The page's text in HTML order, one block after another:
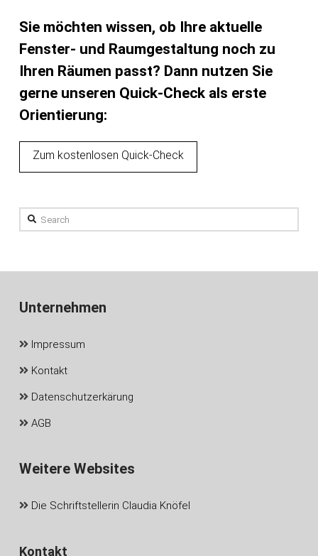
Sie möchten wissen, ob Ihre aktuelle
Fenster- und Raumgestaltung noch zu
Ihren Räumen passt? Dann nutzen Sie
gerne unseren Quick-Check als erste
Orientierung:
Zum kostenlosen Quick-Check
Search
Unternehmen
Impressum
Kontakt
Datenschutzerkärung
AGB
Weitere Websites
Die Schriftstellerin Claudia Knöfel
Kontakt